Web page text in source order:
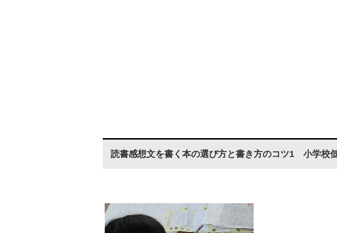
読書感想文を書く本の選び方と書き方のコツ1 小学校